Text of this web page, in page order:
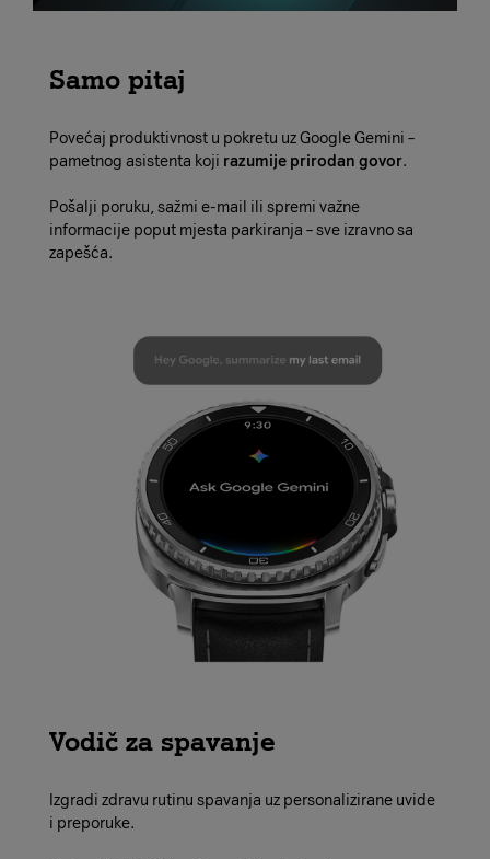
Samo pitaj
Povećaj produktivnost u pokretu uz Google Gemini –
pametnog asistenta koji razumije prirodan govor.
Pošalji poruku, sažmi e-mail ili spremi važne
informacije poput mjesta parkiranja – sve izravno sa
zapešća.
Vodič za spavanje
Izgradi zdravu rutinu spavanja uz personalizirane uvide
i preporuke.